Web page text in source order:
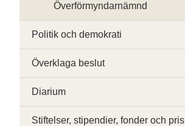
Överförmyndarnämnd
Politik och demokrati
Överklaga beslut
Diarium
Stiftelser, stipendier, fonder och pris